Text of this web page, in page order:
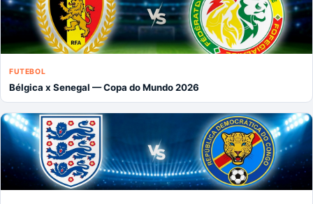
FUTEBOL
Bélgica x Senegal — Copa do Mundo 2026